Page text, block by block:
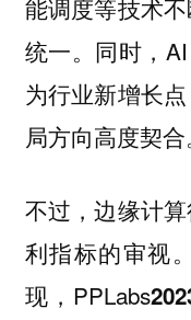
能调度等技术
统一。同时，
为行业新增长
局方向高度契合
不过，边缘计
利指标的审视
现，PPLabs